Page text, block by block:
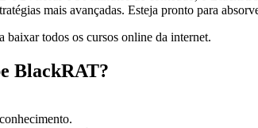
mais avançadas. Esteja pronto para
baixar todos os cursos online da internet.
BlackRAT?